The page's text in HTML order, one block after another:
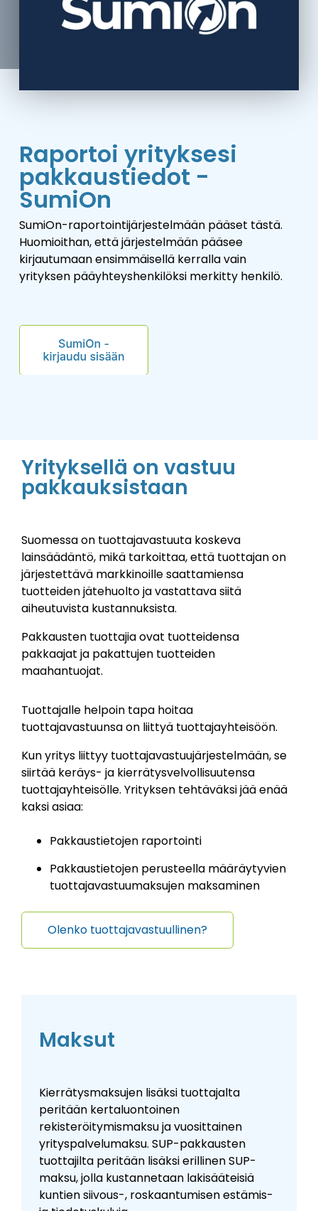
Raportoi yrityksesi
pakkaustiedot -
SumiOn
SumiOn-raportointijärjestelmään pääset tästä.
Huomioithan, että järjestelmään pääsee
kirjautumaan ensimmäisellä kerralla vain
yrityksen pääyhteyshenkilöksi merkitty henkilö.
Yrityksellä on vastuu
pakkauksistaan
Suomessa on tuottajavastuuta koskeva
lainsäädäntö, mikä tarkoittaa, että tuottajan on
järjestettävä markkinoille saattamiensa
tuotteiden jätehuolto ja vastattava siitä
aiheutuvista kustannuksista.
Pakkausten tuottajia ovat tuotteidensa
pakkaajat ja pakattujen tuotteiden
maahantuojat.
Tuottajalle helpoin tapa hoitaa
tuottajavastuunsa on liittyä tuottajayhteisöön.
Kun yritys liittyy tuottajavastuujärjestelmään, se
siirtää keräys- ja kierrätysvelvollisuutensa
tuottajayhteisölle. Yrityksen tehtäväksi jää enää
kaksi asiaa:
Pakkaustietojen raportointi
Pakkaustietojen perusteella määräytyvien
tuottajavastuumaksujen maksaminen
Olenko tuottajavastuullinen?
Maksut
Kierrätysmaksujen lisäksi tuottajalta
peritään kertaluontoinen
rekisteröitymismaksu ja vuosittainen
yrityspalvelumaksu. SUP-pakkausten
tuottajilta peritään lisäksi erillinen SUP-
maksu, jolla kustannetaan lakisääteisiä
kuntien siivous-, roskaantumisen estämis-